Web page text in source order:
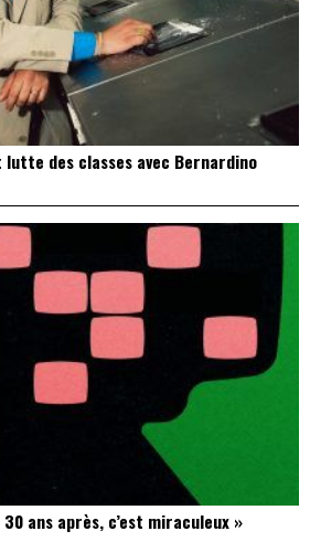
lutte des classes avec Bernardino
ans après, c’est miraculeux »